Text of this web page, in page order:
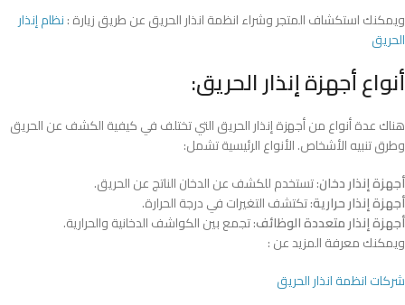
ويمكنك استكشاف المتجر وشراء انظمة انذار الحريق عن طريق زيارة :نظام إنذار
الحريق
أنواع أجهزة إنذار الحريق:
هناك عدة أنواع من أجهزة إنذار الحريق التي تختلف في كيفية الكشف عن الحريق
وطرق تنبيه الأشخاص. الأنواع الرئيسية تشمل:
أجهزة إنذار دخان: تستخدم للكشف عن الدخان الناتج عن الحريق.
أجهزة إنذار حرارية: تكتشف التغيرات في درجة الحرارة.
أجهزة إنذار متعددة الوظائف: تجمع بين الكواشف الدخانية والحرارية.
ويمكنك معرفة المزيد عن :
شركات انظمة انذار الحريق